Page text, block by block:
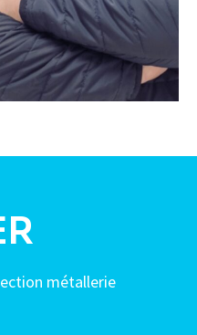
métallerie